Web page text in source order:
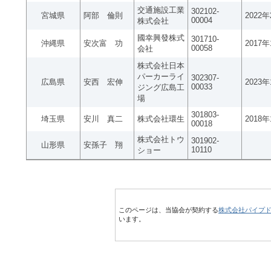
宮城県 阿部 倫則
交通施設工業
株式会社
302102-
00004
2022
沖縄県 安次富 功
國幸興發株式
会社
301710-
00058
2017
広島県 安西 宏伸
株式会社日本
パーカーライ
ジング広島工
場
302307-
00033
2023
埼玉県 安川 真二 株式会社環生
301803-
00018
2018
山形県 安孫子 翔
株式会社トウ
ショー
301902-
10110
このページは、当協会が契約する株式会社パイプ
います。